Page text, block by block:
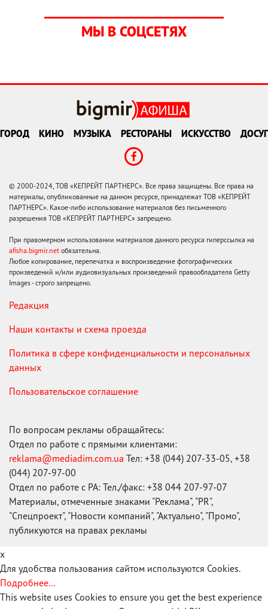
МЫ В СОЦСЕТЯХ
ГОРОД КИНО МУЗЫКА РЕСТОРАНЫ ИСКУССТВО ДОСУГ
© 2000-2024, ТОВ «КЕПРЕЙТ ПАРТНЕРС». Все права защищены. Все права на
материалы, опубликованные на данном ресурсе, принадлежат ТОВ «КЕПРЕЙТ
ПАРТНЕРС». Какое-либо использование материалов без письменного
разрешения ТОВ «КЕПРЕЙТ ПАРТНЕРС» запрещено.
При правомерном использовании материалов данного ресурса гиперссылка на
afisha.bigmir.net обязательна.
Любое копирование, перепечатка и воспроизведение фотографических
произведений и/или аудиовизуальных произведений правообладателя Getty
Images - строго запрещено.
Редакция
Наши контакты и схема проезда
Политика в сфере конфиденциальности и персональных
данных
Пользовательское соглашение
По вопросам рекламы обращайтесь:
Отдел по работе с прямыми клиентами:
reklama@mediadim.com.ua Тел: +38 (044) 207-33-05, +38
(044) 207-97-00
Отдел по работе с РА: Тел./факс: +38 044 207-97-07
Материалы, отмеченные знаками "Реклама", "PR",
"Спецпроект", "Новости компаний", "Актуально", "Промо",
публикуются на правах рекламы
x
Для удобства пользования сайтом используются Cookies.
Подробнее...
This website uses Cookies to ensure you get the best experience